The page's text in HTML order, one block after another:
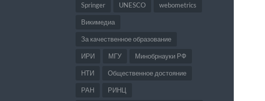
Springer UNESCO webometrics
Викимедиа
За качественное образование
ИРИ МГУ Минобрнауки РФ
НТИ Общественное достояние
РАН РИНЦ